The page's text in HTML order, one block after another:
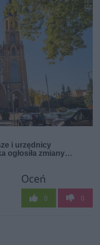
Oceń
0 0